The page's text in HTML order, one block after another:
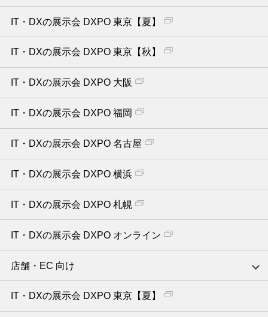
IT・DXの展示会 DXPO 東京【夏】
IT・DXの展示会 DXPO 東京【秋】
IT・DXの展示会 DXPO 大阪
IT・DXの展示会 DXPO 福岡
IT・DXの展示会 DXPO 名古屋
IT・DXの展示会 DXPO 横浜
IT・DXの展示会 DXPO 札幌
IT・DXの展示会 DXPO オンライン
店舗・EC 向け
IT・DXの展示会 DXPO 東京【夏】